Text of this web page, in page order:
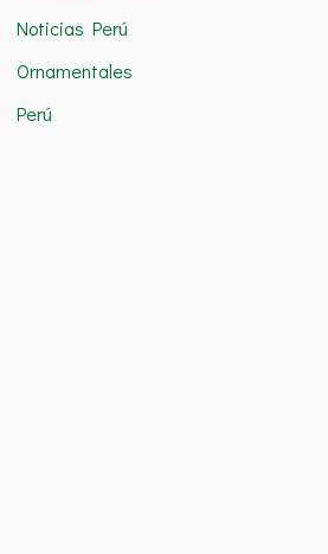
Noticias Perú
Ornamentales
Perú